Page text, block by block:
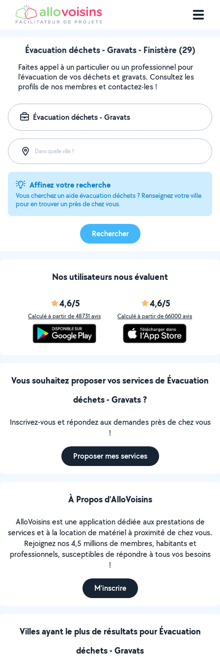
Évacuation déchets - Gravats - Finistère (29)
Faites appel à un particulier ou un professionnel pour
l'évacuation de vos déchets et gravats. Consultez les
profils de nos membres et contactez-les !
Évacuation déchets - Gravats
Dans quelle ville ?
Affinez votre recherche
Vous cherchez un aide évacuation déchets ? Renseignez votre ville
pour en trouver un près de chez vous.
Rechercher
Nos utilisateurs nous évaluent
4,6/5
Calculé à partir de 48731 avis
4,6/5
Calculé à partir de 66000 avis
Villes ayant le plus de résultats pour Évacuation
déchets - Gravats
Vous souhaitez proposer vos services de Évacuation
déchets - Gravats ?
Inscrivez-vous et répondez aux demandes près de chez vous
!
Proposer mes services
À Propos d’AlloVoisins
AlloVoisins est une application dédiée aux prestations de
services et à la location de matériel à proximité de chez vous.
Rejoignez nos 4,5 millions de membres, habitants et
professionnels, susceptibles de répondre à tous vos besoins
!
M’inscrire